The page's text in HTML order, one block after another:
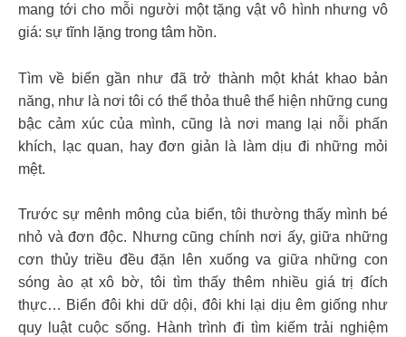
mang tới cho mỗi người một tặng vật vô hình nhưng vô
giá: sự tĩnh lặng trong tâm hồn.
Tìm về biển gần như đã trở thành một khát khao bản
năng, như là nơi tôi có thể thỏa thuê thể hiện những cung
bậc cảm xúc của mình, cũng là nơi mang lại nỗi phấn
khích, lạc quan, hay đơn giản là làm dịu đi những mỏi
mệt.
Trước sự mênh mông của biển, tôi thường thấy mình bé
nhỏ và đơn độc. Nhưng cũng chính nơi ấy, giữa những
cơn thủy triều đều đặn lên xuống va giữa những con
sóng ào ạt xô bờ, tôi tìm thấy thêm nhiều giá trị đích
thực… Biển đôi khi dữ dội, đôi khi lại dịu êm giống như
quy luật cuộc sống. Hành trình đi tìm kiếm trải nghiệm